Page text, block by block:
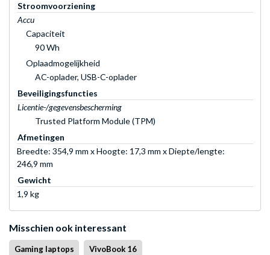
Stroomvoorziening
Accu
Capaciteit
90 Wh
Oplaadmogelijkheid
AC-oplader, USB-C-oplader
Beveiligingsfuncties
Licentie-/gegevensbescherming
Trusted Platform Module (TPM)
Afmetingen
Breedte: 354,9 mm x Hoogte: 17,3 mm x Diepte/lengte:
246,9 mm
Gewicht
1,9 kg
Misschien ook interessant
Gaming laptops VivoBook 16